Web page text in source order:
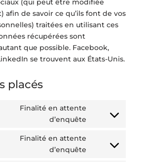
(qui peut être modifiée
afin de savoir ce qu’ils font de vos
traitées en utilisant ces
récupérées sont
que possible. Facebook,
se trouvent aux États-Unis.
placés
Finalité en attente
d’enquête
Consent
service
Finalité en attente
d’enquête
Consent